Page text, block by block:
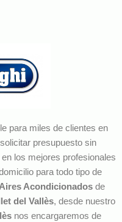
para miles de clientes en
presupuesto sin
los mejores profesionales
para todo tipo de
Aires Acondicionadosde
del Vallès, desde nuestro
nos encargaremos de